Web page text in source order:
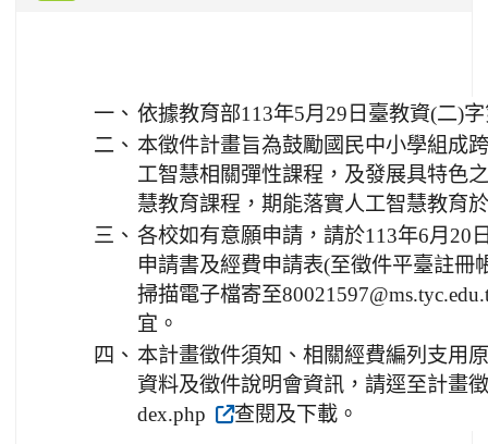
一、 依據教育部113年5月29日臺教資(二)
二、 本徵件計畫旨為鼓勵國民中小學組成
工智慧相關彈性課程，及發展具特色
慧教育課程，期能落實人工智慧教育
三、 各校如有意願申請，請於113年6月20
申請書及經費申請表(至徵件平臺註冊
掃描電子檔寄至
宜。
四、 本計畫徵件須知、相關經費編列支用
資料及徵件說明會資訊，請逕至計畫
dex.php
查閱及下載。